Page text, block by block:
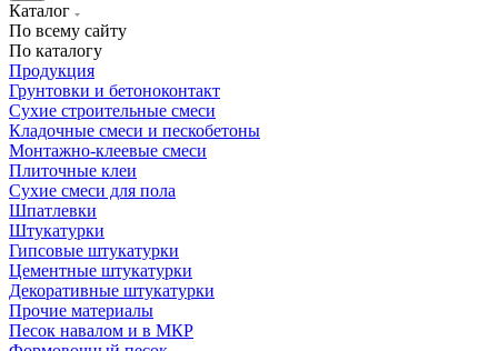
Каталог
По всему сайту
По каталогу
Продукция
Грунтовки и бетоноконтакт
Сухие строительные смеси
Кладочные смеси и пескобетоны
Монтажно-клеевые смеси
Плиточные клеи
Сухие смеси для пола
Шпатлевки
Штукатурки
Гипсовые штукатурки
Цементные штукатурки
Декоративные штукатурки
Прочие материалы
Песок навалом и в МКР